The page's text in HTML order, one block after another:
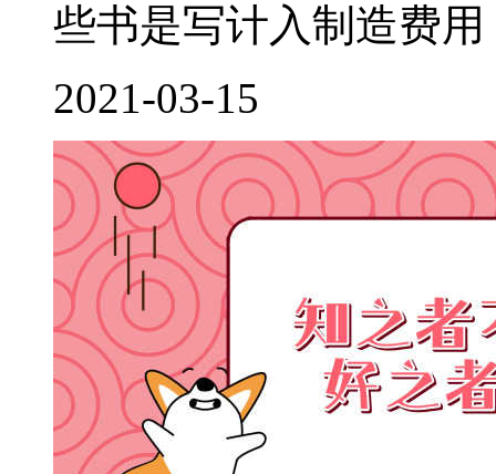
些书是写计入制造费
2021-03-15